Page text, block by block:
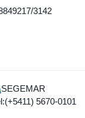
3142
SEGEMAR
5670-0101